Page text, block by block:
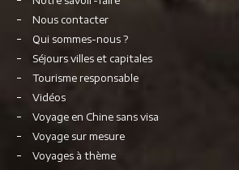
Nous contacter
Qui sommes-nous ?
Séjours villes et capitales
Tourisme responsable
Vidéos
Voyage en Chine sans visa
Voyage sur mesure
Voyages à thème